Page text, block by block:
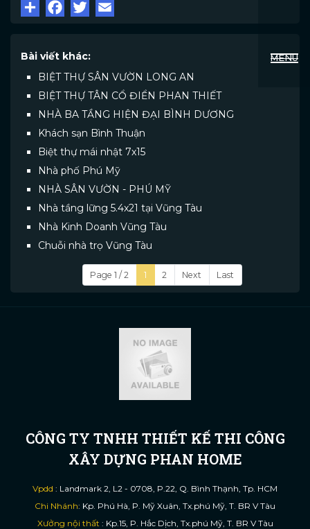
MENU
Bài viết khác:
BIỆT THỰ SÂN VƯỜN LONG AN
BIỆT THỰ TÂN CỔ ĐIỂN PHAN THIẾT
NHÀ BA TẦNG HIỆN ĐẠI BÌNH DƯƠNG
Khách sạn Bình Thuận
Biệt thự mái nhật 7x15
Nhà phố Phú Mỹ
NHÀ SÂN VƯỜN - PHÚ MỸ
Nhà tầng lững 5.4x21 tại Vũng Tàu
Nhà Kinh Doanh Vũng Tàu
Chuỗi nhà trọ Vũng Tàu
Page 1 / 2 1 2 Next Last
CÔNG TY TNHH THIẾT KẾ THI CÔNG
XÂY DỰNG PHAN HOME
Vpdd : Landmark 2, L2 - 0708, P.22, Q. Bình Thạnh, Tp. HCM
Chi Nhánh: Kp. Phú Hà, P. Mỹ Xuân, Tx.phú Mỹ, T. BR V Tàu
Xưởng nội thất : Kp.15, P. Hắc Dịch, Tx.phú Mỹ, T. BR V Tàu